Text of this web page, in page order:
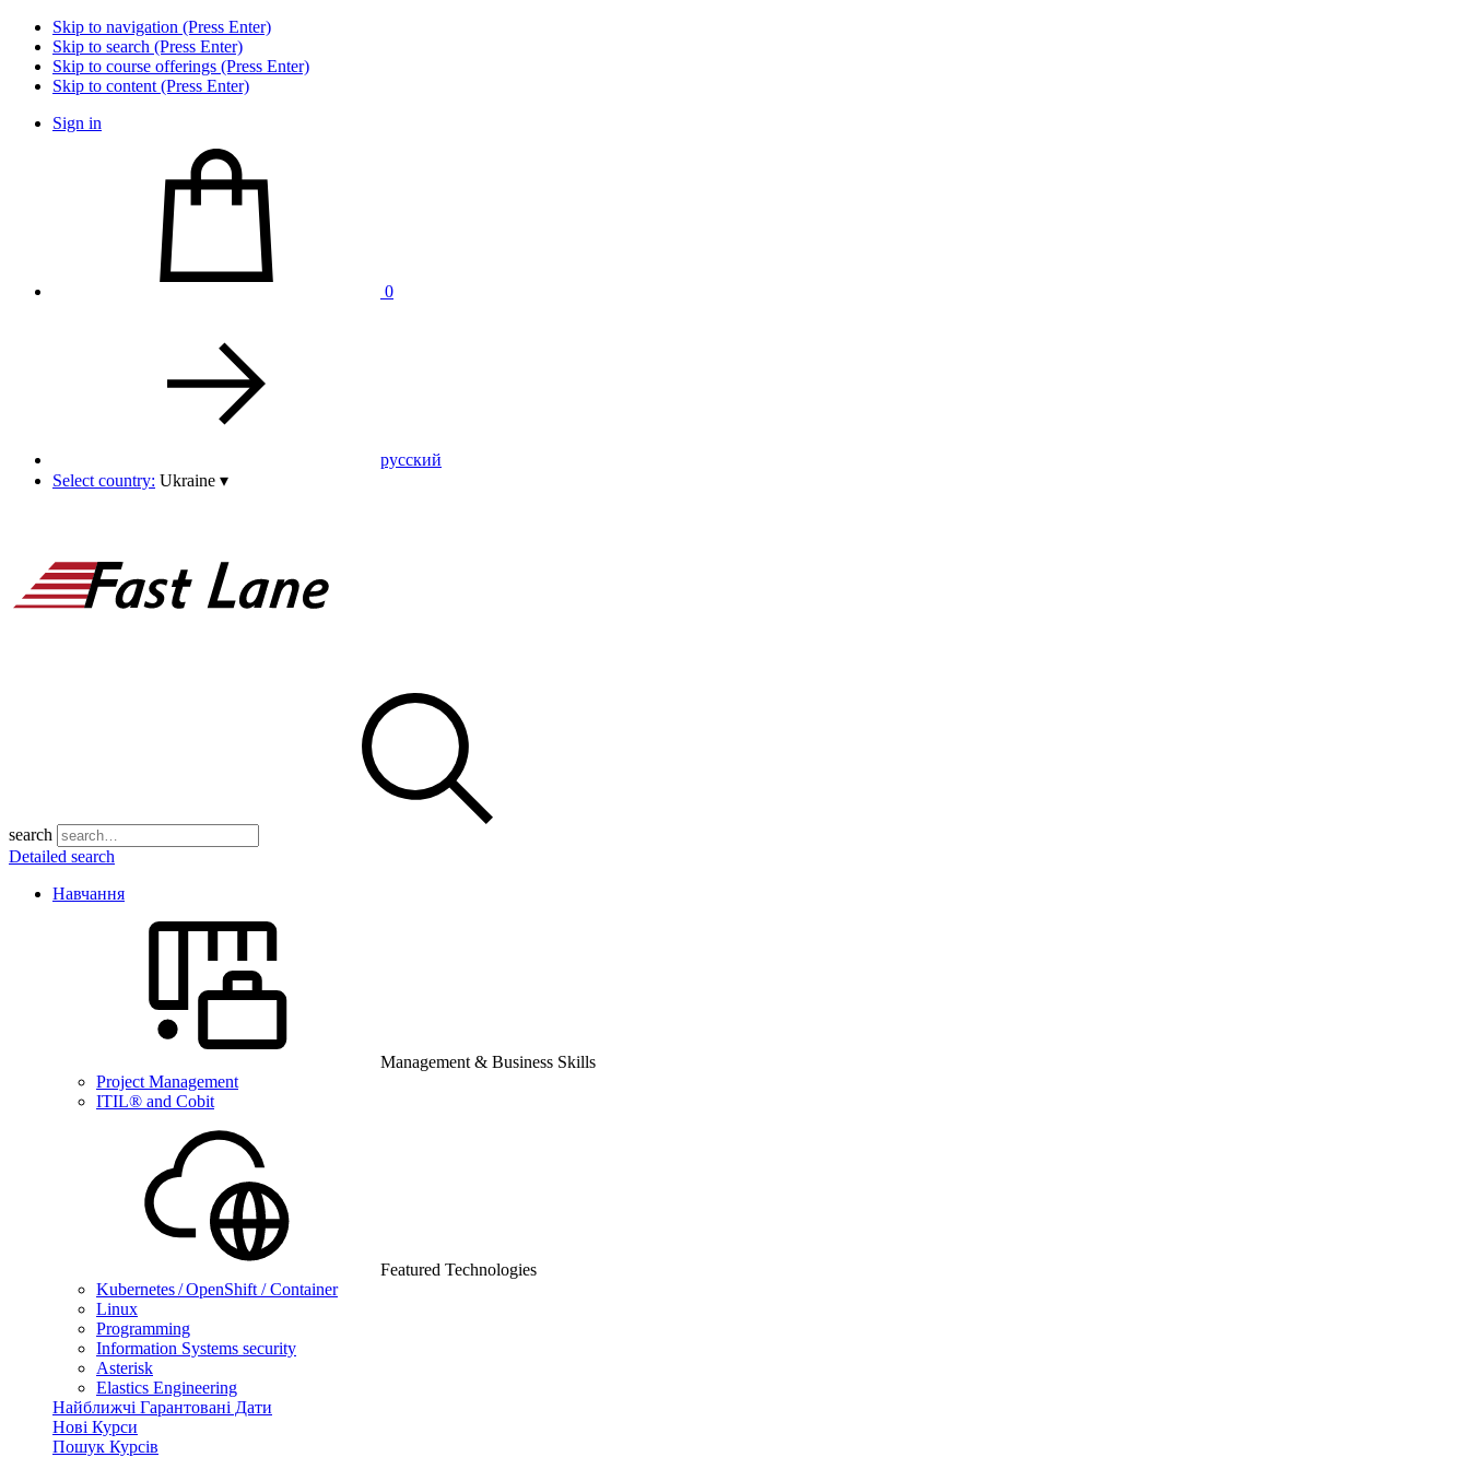
Skip to navigation (Press Enter)
Skip to search (Press Enter)
Skip to course offerings (Press Enter)
Skip to content (Press Enter)
Sign in
0
pусский
Select country: Ukraine ▾
search
Detailed search
Навчання
Management & Business Skills
Project Management
ITIL® and Cobit
Featured Technologies
Kubernetes / OpenShift / Container
Linux
Programming
Information Systems security
Asterisk
Elastics Engineering
Найближчі Гарантовані Дати
Нові Курси
Пошук Курсів